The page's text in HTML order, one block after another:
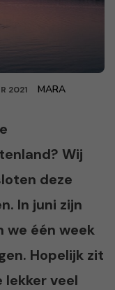
2021 MARA
Wij
deze
In juni zijn
we één week
Hopelijk zit
lekker veel